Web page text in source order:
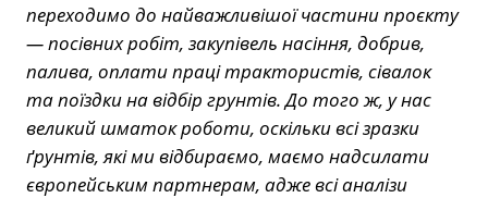
переходимо до найважливішої частини проєкту
— посівних робіт, закупівель насіння, добрив,
палива, оплати праці трактористів, сівалок
та поїздки на відбір грунтів. До того ж, у нас
великий шматок роботи, оскільки всі зразки
ґрунтів, які ми відбираємо, маємо надсилати
європейським партнерам, адже всі аналізи